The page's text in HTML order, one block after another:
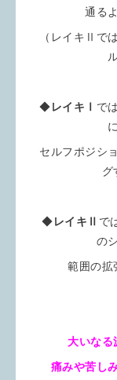
通る
（レイキⅡで
◆レイキⅠ で
セルフポジシ
グ
◆レイキⅡ で
の
範囲の拡
大いなる
痛みや苦し